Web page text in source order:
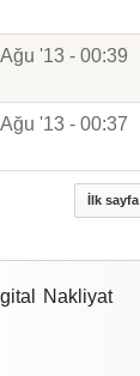
'13 - 00:39
'13 - 00:37
İlk sayfa
Nakliyat